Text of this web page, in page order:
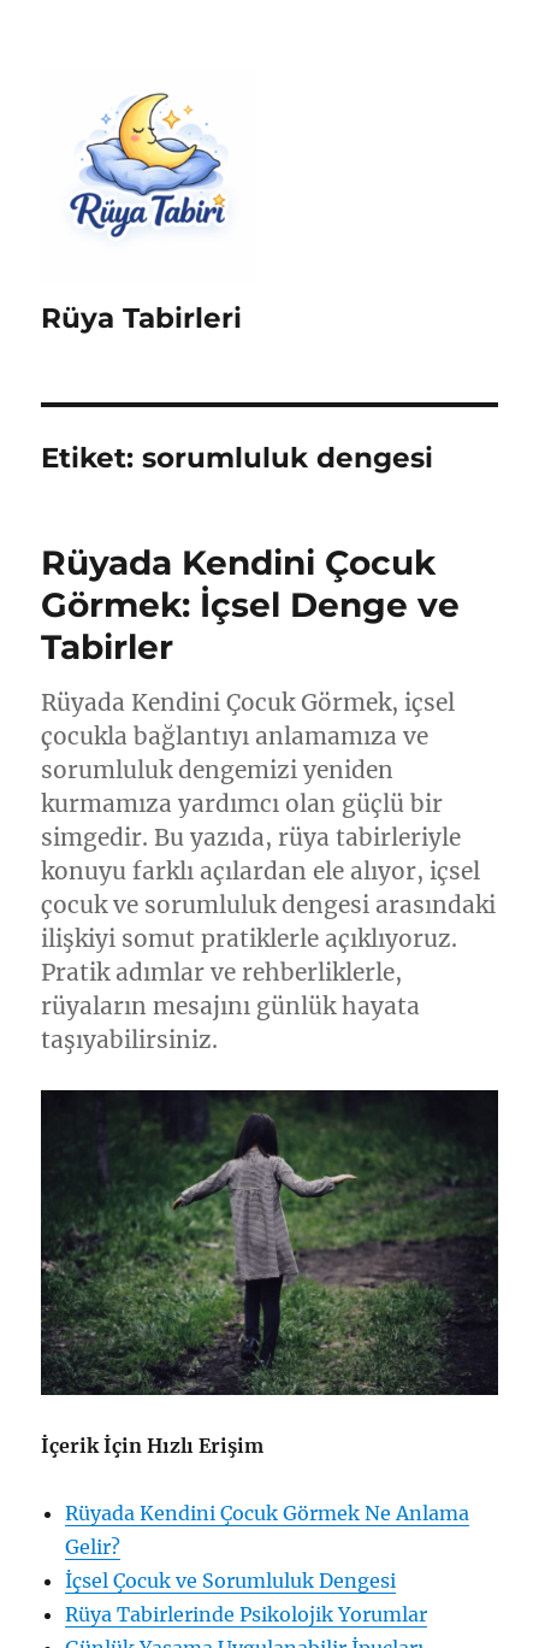
Rüya Tabirleri
Etiket:sorumluluk dengesi
Rüyada Kendini Çocuk
Görmek: İçsel Denge ve
Tabirler
Rüyada Kendini Çocuk Görmek, içsel
çocukla bağlantıyı anlamamıza ve
sorumluluk dengemizi yeniden
kurmamıza yardımcı olan güçlü bir
simgedir. Bu yazıda, rüya tabirleriyle
konuyu farklı açılardan ele alıyor, içsel
çocuk ve sorumluluk dengesi arasındaki
ilişkiyi somut pratiklerle açıklıyoruz.
Pratik adımlar ve rehberliklerle,
rüyaların mesajını günlük hayata
taşıyabilirsiniz.
İçerik İçin Hızlı Erişim
Rüyada Kendini Çocuk Görmek Ne Anlama
Gelir?
İçsel Çocuk ve Sorumluluk Dengesi
Rüya Tabirlerinde Psikolojik Yorumlar